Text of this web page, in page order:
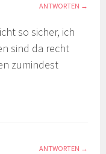
ANTWORTEN
so sicher, ich
sind da recht
zumindest
ANTWORTEN